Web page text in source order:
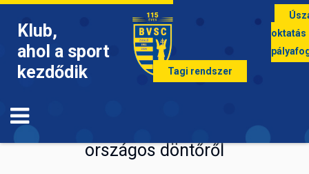
Klub,
ahol a sport
kezdődik
Tagi rendszer
oktatás
Szépen csillogó ezüstérem az
országos döntőről